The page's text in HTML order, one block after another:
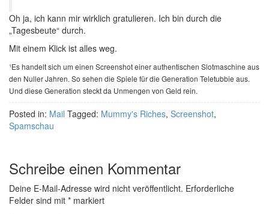
Oh ja, ich kann mir wirklich gratulieren. Ich bin durch die
„Tagesbeute“ durch.
Mit einem Klick ist alles weg.
¹Es handelt sich um einen Screenshot einer authentischen Slotmaschine aus
den Nuller Jahren. So sehen die Spiele für die Generation Teletubbie aus.
Und diese Generation steckt da Unmengen von Geld rein.
Posted in: Mail Tagged: Mummy's Riches, Screenshot,
Spamschau
Schreibe einen Kommentar
Deine E-Mail-Adresse wird nicht veröffentlicht. Erforderliche
Felder sind mit * markiert